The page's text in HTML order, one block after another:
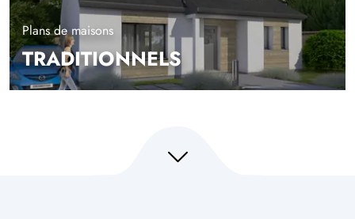
Plans de maisons
TRADITIONNELS